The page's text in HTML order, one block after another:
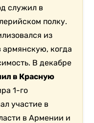
служил в
полку.
из
армянскую, когда
В декабре
в Красную
1-го
участие в
в Армении и